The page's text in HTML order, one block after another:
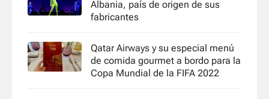
Albania, país de origen de sus
fabricantes
Qatar Airways y su especial menú
de comida gourmet a bordo para la
Copa Mundial de la FIFA 2022